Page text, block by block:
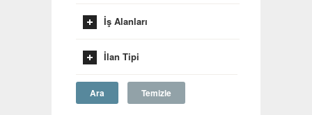
İş Alanları
İlan Tipi
Ara Temizle